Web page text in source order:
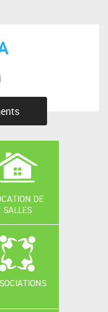
DE
SALLES